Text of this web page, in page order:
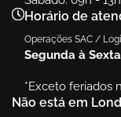
Horário de
Operações SAC /
Segunda à Sexta
*Exceto feriados
Não está em